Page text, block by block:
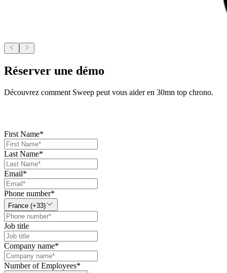
Réserver une démo
Découvrez comment Sweep peut vous aider en 30mn top chrono.
First Name*
Last Name*
Email*
Phone number*
France (+33)
Job title
Company name*
Number of Employees*